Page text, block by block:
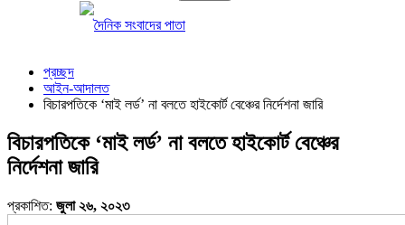
প্রচ্ছদ
আইন-আদালত
বিচারপতিকে ‘মাই লর্ড’ না বলতে হাইকোর্ট বেঞ্চের নির্দেশনা জারি
বিচারপতিকে ‘মাই লর্ড’ না বলতে হাইকোর্ট বেঞ্চের
নির্দেশনা জারি
প্রকাশিত: জুলা ২৬, ২০২৩